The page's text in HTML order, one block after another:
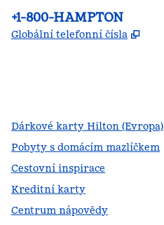
Telefon:
+1-800-HAMPTON
Globální telefonní čísla ,
Dárkové karty Hilton (Evropa)
Pobyty s domácím mazlíčkem
Cestovní inspirace
Kreditní karty
Centrum nápovědy